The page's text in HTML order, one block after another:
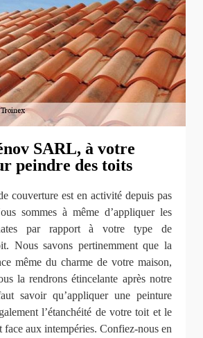
SARL, à votre
peindre des toits
couverture est en activité depuis pas
sommes à même d’appliquer les
par rapport à votre type de
Nous savons pertinemment que la
même du charme de votre maison,
la rendrons étincelante après notre
savoir qu’appliquer une peinture
l’étanchéité de votre toit et le
face aux intempéries. Confiez-nous en